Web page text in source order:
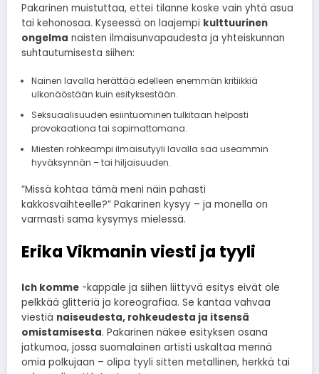
Pakarinen muistuttaa, ettei tilanne koske vain yhtä asua
tai kehonosaa. Kyseessä on laajempi kulttuurinen
ongelma naisten ilmaisunvapaudesta ja yhteiskunnan
suhtautumisesta siihen:
Nainen lavalla herättää edelleen enemmän kritiikkiä
ulkonäöstään kuin esityksestään.
Seksuaalisuuden esiintuominen tulkitaan helposti
provokaationa tai sopimattomana.
Miesten rohkeampi ilmaisutyyli lavalla saa useammin
hyväksynnän – tai hiljaisuuden.
”Missä kohtaa tämä meni näin pahasti
kakkosvaihteelle?” Pakarinen kysyy – ja monella on
varmasti sama kysymys mielessä.
Erika Vikmanin viesti ja tyyli
Ich komme -kappale ja siihen liittyvä esitys eivät ole
pelkkää glitteriä ja koreografiaa. Se kantaa vahvaa
viestiä naiseudesta, rohkeudesta ja itsensä
omistamisesta. Pakarinen näkee esityksen osana
jatkumoa, jossa suomalainen artisti uskaltaa mennä
omia polkujaan – olipa tyyli sitten metallinen, herkkä tai